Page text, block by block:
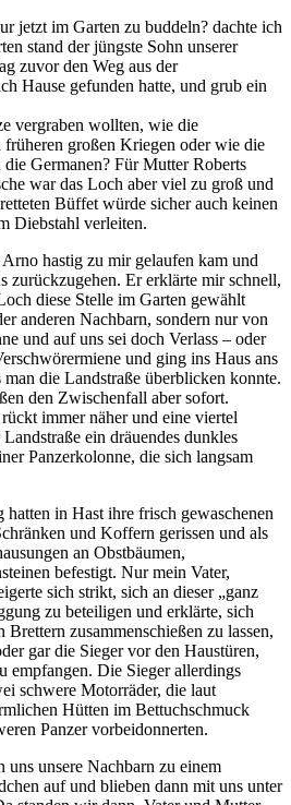
jetzt im Garten zu buddeln? dachte ich
stand der jüngste Sohn unserer
zuvor den Weg aus der
Hause gefunden hatte, und grub ein
vergraben wollten, wie die
großen Kriegen oder wie die
Germanen? Für Mutter Roberts
war das Loch aber viel zu groß und
Büffet würde sicher auch keinen
Diebstahl verleiten.
hastig zu mir gelaufen kam und
zurückzugehen. Er erklärte mir schnell,
diese Stelle im Garten gewählt
anderen Nachbarn, sondern nur von
und auf uns sei doch Verlass – oder
und ging ins Haus ans
die Landstraße überblicken konnte.
den Zwischenfall aber sofort.
immer näher und eine viertel
ein dräuendes dunkles
Panzerkolonne, die sich langsam
in Hast ihre frisch gewaschenen
und Koffern gerissen und als
an Obstbäumen,
befestigt. Nur mein Vater,
sich strikt, sich an dieser
ganz
zu beteiligen und erklärte, sich
zusammenschießen zu lassen,
gar die Sieger vor den Haustüren,
empfangen. Die Sieger allerdings
schwere Motorräder, die laut
Hütten im Bettuchschmuck
Panzer vorbeidonnerten.
uns unsere Nachbarn zu einem
auf und blieben dann mit uns unter